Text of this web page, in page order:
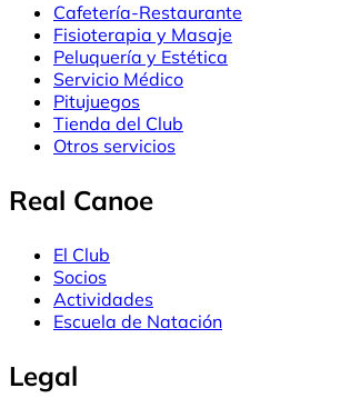
Cafetería-Restaurante
Fisioterapia y Masaje
Peluquería y Estética
Servicio Médico
Pitujuegos
Tienda del Club
Otros servicios
Real Canoe
El Club
Socios
Actividades
Escuela de Natación
Legal